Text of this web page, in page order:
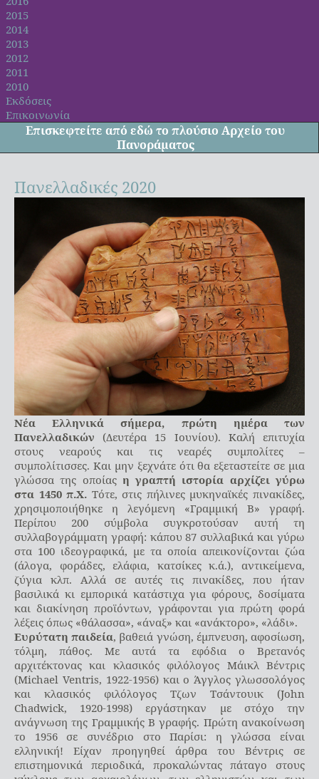
2015
2014
2013
2012
2011
2010
Εκδόσεις
Επικοινωνία
Επισκεφτείτε από εδώ το πλούσιο Αρχείο του
Πανοράματος
Πανελλαδικές 2020
Νέα Ελληνικά σήμερα, πρώτη ημέρα των
Πανελλαδικών (Δευτέρα 15 Ιουνίου). Καλή επιτυχία
στους νεαρούς και τις νεαρές συμπολίτες –
συμπολίτισσες. Και μην ξεχνάτε ότι θα εξεταστείτε σε μια
γλώσσα της οποίας η γραπτή ιστορία αρχίζει γύρω
στα 1450 π.Χ. Τότε, στις πήλινες μυκηναϊκές πινακίδες,
χρησιμοποιήθηκε η λεγόμενη «Γραμμική Β» γραφή.
Περίπου 200 σύμβολα συγκροτούσαν αυτή τη
συλλαβογράμματη γραφή: κάπου 87 συλλαβικά και γύρω
στα 100 ιδεογραφικά, με τα οποία απεικονίζονται ζώα
(άλογα, φοράδες, ελάφια, κατσίκες κ.ά.), αντικείμενα,
ζύγια κλπ. Αλλά σε αυτές τις πινακίδες, που ήταν
βασιλικά κι εμπορικά κατάστιχα για φόρους, δοσίματα
και διακίνηση προϊόντων, γράφονται για πρώτη φορά
λέξεις όπως «θάλασσα», «άναξ» και «ανάκτορο», «λάδι».
Ευρύτατη παιδεία, βαθειά γνώση, έμπνευση, αφοσίωση,
τόλμη, πάθος. Με αυτά τα εφόδια ο Βρετανός
αρχιτέκτονας και κλασικός φιλόλογος Μάικλ Βέντρις
(Michael Ventris, 1922-1956) και ο Άγγλος γλωσσολόγος
και κλασικός φιλόλογος Τζων Τσάντουικ (John
Chadwick, 1920-1998) εργάστηκαν με στόχο την
ανάγνωση της Γραμμικής Β γραφής. Πρώτη ανακοίνωση
το 1956 σε συνέδριο στο Παρίσι: η γλώσσα είναι
ελληνική! Είχαν προηγηθεί άρθρα του Βέντρις σε
επιστημονικά περιοδικά, προκαλώντας πάταγο στους